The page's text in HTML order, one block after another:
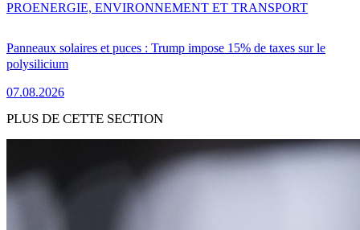
Panneaux solaires et puces : Trump impose 15% de taxes sur le
polysilicium
07.08.2026
PROENERGIE, ENVIRONNEMENT ET TRANSPORT
PLUS DE CETTE SECTION